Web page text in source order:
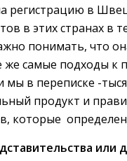
регистрацию в
в этих странах в
понимать, что
же самые подходы
в переписке -
продукт и
которые
или